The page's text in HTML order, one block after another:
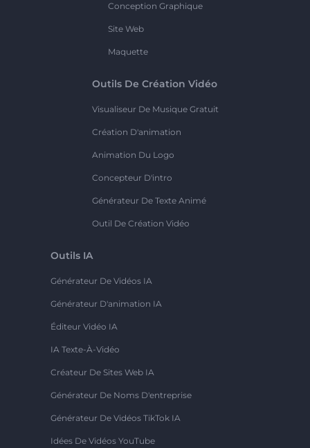
Conception Graphique
Site Web
Maquette
Outils De Création Vidéo
Visualiseur De Musique Gratuit
Création D'animation
Animation Du Logo
Concepteur D'intro
Générateur De Texte Animé
Outil De Création Vidéo
Outils IA
Générateur De Vidéos IA
Générateur D'animation IA
Éditeur Vidéo IA
IA Texte-À-Vidéo
Créateur De Sites Web IA
Générateur De Noms D'entreprise
Générateur De Vidéos TikTok IA
Idées De Vidéos YouTube